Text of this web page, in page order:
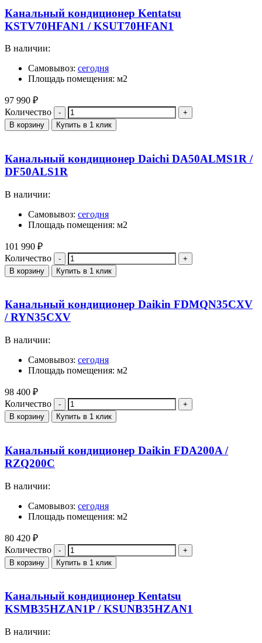
Канальный кондиционер Kentatsu
KSTV70HFAN1 / KSUT70HFAN1
В наличии:
Самовывоз: сегодня
Площадь помещения: м2
97 990 ₽
Количество
В корзину Купить в 1 клик
Канальный кондиционер Daichi DA50ALMS1R /
DF50ALS1R
В наличии:
Самовывоз: сегодня
Площадь помещения: м2
101 990 ₽
Количество
В корзину Купить в 1 клик
Канальный кондиционер Daikin FDMQN35CXV
/ RYN35CXV
В наличии:
Самовывоз: сегодня
Площадь помещения: м2
98 400 ₽
Количество
В корзину Купить в 1 клик
Канальный кондиционер Daikin FDA200A /
RZQ200C
В наличии:
Самовывоз: сегодня
Площадь помещения: м2
80 420 ₽
Количество
В корзину Купить в 1 клик
Канальный кондиционер Kentatsu
KSMB35HZAN1P / KSUNB35HZAN1
В наличии: